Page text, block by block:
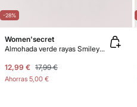
-28%
Women'secret
Almohada verde rayas SmileyWorld®
12,99 € 17,99 €
Ahorras 5,00 €